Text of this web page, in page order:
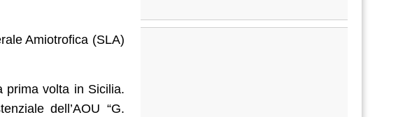
Amiotrofica (SLA)
prima volta in Sicilia.
dell’AOU “G.